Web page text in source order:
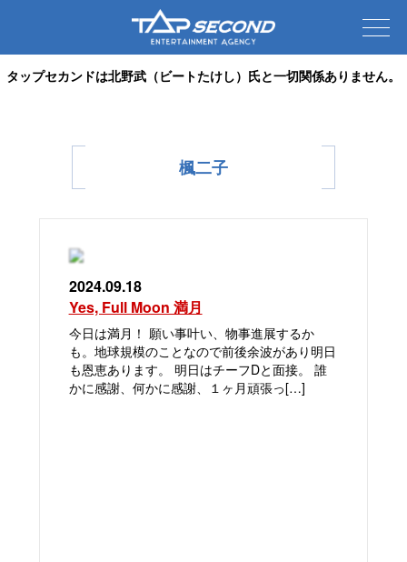
タップセカンドは北野武（ビートたけし）氏と一切関係ありません。
楓二子
2024.09.18
Yes, Full Moon 満月
今日は満月！ 願い事叶い、物事進展するか
も。地球規模のことなので前後余波があり明日
も恩恵あります。 明日はチーフDと面接。 誰
かに感謝、何かに感謝、１ヶ月頑張っ[…]